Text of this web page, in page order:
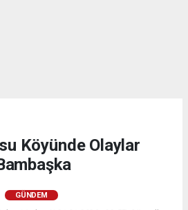
Köyünde Olaylar
GÜNDEM